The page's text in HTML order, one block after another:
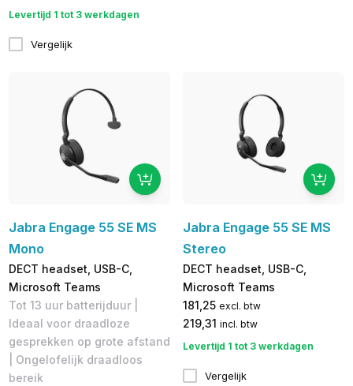
Levertijd 1 tot 3 werkdagen
Vergelijk
Jabra Engage 55 SE MS
Mono
DECT headset, USB-C,
Microsoft Teams
Tot 13 uur batterijduur |
Ideaal voor draadloze
gesprekken op grote afstand
| Ongelofelijk draadloos
bereik
Jabra Engage 55 SE MS
Stereo
DECT headset, USB-C,
Microsoft Teams
181,25 excl. btw
219,31 incl. btw
Levertijd 1 tot 3 werkdagen
Vergelijk